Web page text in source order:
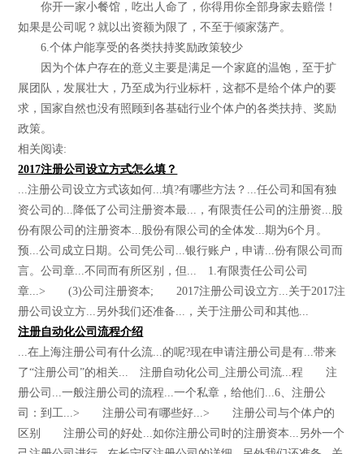
你开一家小餐馆，吃出人命了，你得用你全部身家去赔偿！
如果是公司呢？就以出资额为限了，不至于倾家荡产。
6.个体户能享受的各类扶持奖励政策较少
因为个体户存在的意义主要是满足一个家庭的温饱，至于扩
展团队，发展壮大，乃至成为行业标杆，这都不是给个体户的要
求，国家自然也没有照顾到各基础行业个体户的各类扶持、奖励
政策。
相关阅读:
2017注册公司设立方式怎么填？
...注册公司设立方式该如何...填?有哪些方法？...任公司和国有独
资公司的...降低了公司注册资本最...，有限责任公司的注册资...股
份有限公司的注册资本...股份有限公司的全体发...期为6个月。
预...公司成立日期。公司凭公司...银行账户，申请...份有限公司而
言。公司章...不同而有所区别，但... 1.有限责任公司公司
章...> (3)公司注册资本; 2017注册公司设立方...关于2017注
册公司设立方...另外我们还准备...，关于注册公司和其他...
注册自动化公司流程介绍
...在上海注册公司有什么流...的呢?现在申请注册公司是有...带来
了“注册公司”的相关... 注册自动化公司_注册公司流...程 注
册公司...一般注册公司的流程...一个私章，给他们...6、注册公
司：到工...> 注册公司有哪些好...> 注册公司与个体户的
区别 注册公司的好处...如你注册公司时的注册资本...另外一个